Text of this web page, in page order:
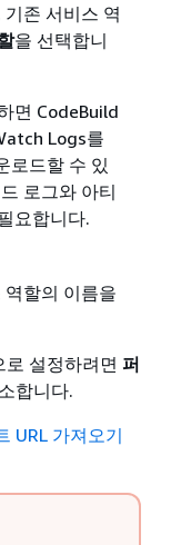
존 서비스 역
을 선택합니
면 CodeBuild
Logs를
로드할 수 있
로그와 아티
요합니다.
할의 이름을
설정하려면 퍼
합니다.
URL 가져오기